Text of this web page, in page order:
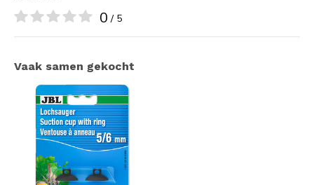
0 / 5
Vaak samen gekocht